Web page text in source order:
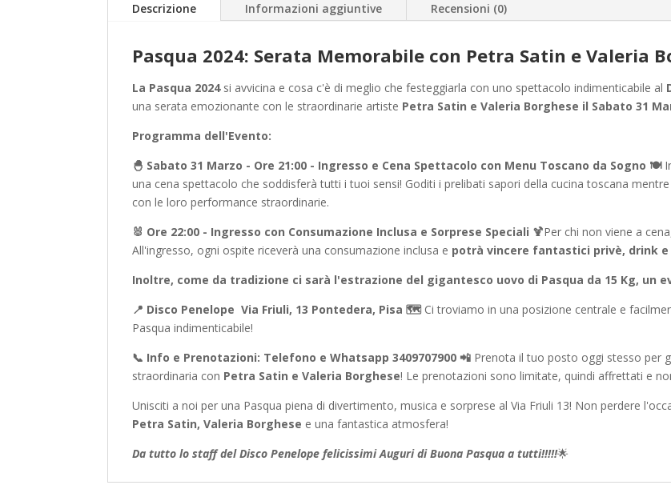
Descrizione
Informazioni aggiuntive Recensioni (0)
Pasqua 2024: Serata Memorabile con Petra Satin e Valeria
La Pasqua 2024si avvicina e cosa c'è di meglio che festeggiarla con uno spettacolo indimenticabile al
una serata emozionante con le straordinarie artiste Petra Satin e Valeria Borghese il Sabato 31
Programma dell'Evento:
🐣 Sabato 31 Marzo - Ore 21:00 - Ingresso e Cena Spettacolo con Menu Toscano da Sogno 🍽️
una cena spettacolo che soddisferà tutti i tuoi sensi! Goditi i prelibati sapori della cucina toscana mentre
con le loro performance straordinarie.
🐰 Ore 22:00 - Ingresso con Consumazione Inclusa e Sorprese Speciali 🍹Per chi non viene a
All'ingresso, ogni ospite riceverà una consumazione inclusa e potrà vincere fantastici privè, drink
Inoltre, come da tradizione ci sarà l'estrazione del gigantesco uovo di Pasqua da 15 Kg, un
📍 Disco Penelope Via Friuli, 13 Pontedera, Pisa 🗺️ Ci troviamo in una posizione centrale e
Pasqua indimenticabile!
📞 Info e Prenotazioni: Telefono e Whatsapp 3409707900 📲 Prenota il tuo posto oggi stesso per
straordinaria con Petra Satin e Valeria Borghese! Le prenotazioni sono limitate, quindi affrettati e
Unisciti a noi per una Pasqua piena di divertimento, musica e sorprese al Via Friuli 13! Non perdere
Petra Satin, Valeria Borghese e una fantastica atmosfera!
Da tutto lo staff del Disco Penelope felicissimi Auguri di Buona Pasqua a tutti!!!!!🌟